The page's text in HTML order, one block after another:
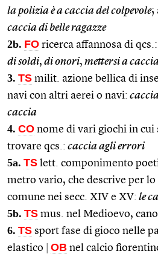
la polizia è a caccia del colpevole;
caccia di belle ragazze
2b. FO ricerca affannosa di qcs.:
di soldi, di onori, mettersi a
3. TS milit. azione bellica di
navi con altri aerei o navi:
caccia
4. CO nome di vari giochi in cui
trovare qcs.: caccia agli errori
5a. TS lett. componimento
metro vario, che descrive per lo
comune nei secc. XIV e XV: le
5b. TS mus. nel Medioevo,
6. TS sport fase di gioco nelle
elastico
OB nel calcio